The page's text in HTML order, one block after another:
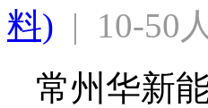
料) |  10-50人
常州华新